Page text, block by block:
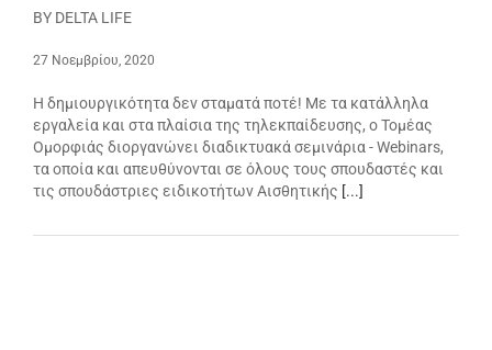
BY DELTA LIFE
27 Νοεμβρίου, 2020
Η δημιουργικότητα δεν σταματά ποτέ! Με τα κατάλληλα
εργαλεία και στα πλαίσια της τηλεκπαίδευσης, ο Τομέας
Ομορφιάς διοργανώνει διαδικτυακά σεμινάρια - Webinars,
τα οποία και απευθύνονται σε όλους τους σπουδαστές και
τις σπουδάστριες ειδικοτήτων Αισθητικής [...]